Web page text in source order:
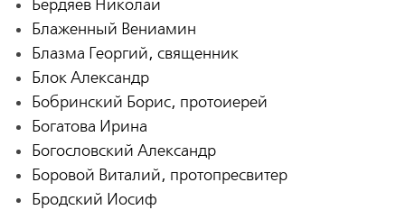
Бердяев Николай
Блаженный Вениамин
Блазма Георгий, священник
Блок Александр
Бобринский Борис, протоиерей
Богатова Ирина
Богословский Александр
Боровой Виталий, протопресвитер
Бродский Иосиф